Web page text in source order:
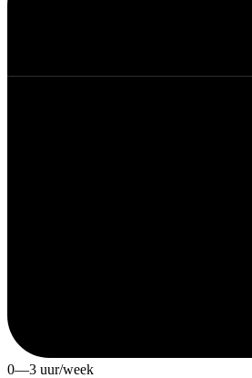
0—3 uur/week